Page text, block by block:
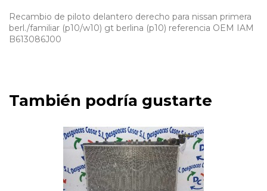
Recambio de piloto delantero derecho para nissan primera
berl./familiar (p10/w10) gt berlina (p10) referencia OEM IAM
B613086J00
También podría gustarte